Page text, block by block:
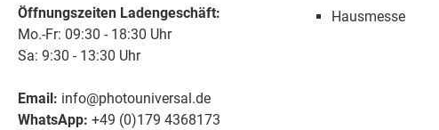
Öffnungszeiten Ladengeschäft:
Mo.-Fr: 09:30 - 18:30 Uhr
Sa: 9:30 - 13:30 Uhr
Email: info@photouniversal.de
WhatsApp: +49 (0)179 4368173
Hausmesse